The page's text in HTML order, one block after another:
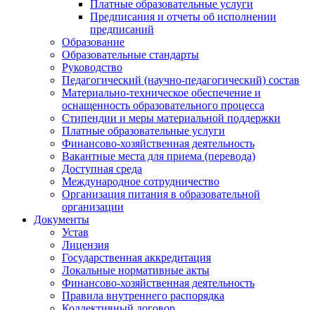
Платные образовательные услуги
Предписания и отчеты об исполнении
предписаний
Образование
Образовательные стандарты
Руководство
Педагогический (научно-педагогический) состав
Материально-техническое обеспечение и
оснащенность образовательного процесса
Стипендии и меры материальной поддержки
Платные образовательные услуги
Финансово-хозяйственная деятельность
Вакантные места для приема (перевода)
Доступная среда
Международное сотрудничество
Организация питания в образовательной
организации
Документы
Устав
Лицензия
Государственная аккредитация
Локальные нормативные акты
Финансово-хозяйственная деятельность
Правила внутреннего распорядка